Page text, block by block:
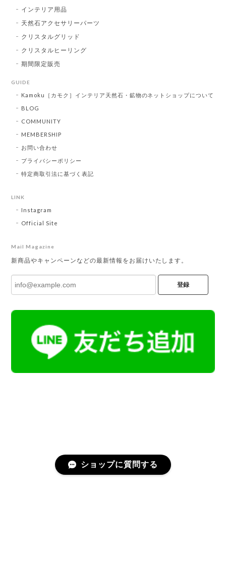
インテリア用品
天然石アクセサリーパーツ
クリスタルグリッド
クリスタルヒーリング
期間限定販売
GUIDE
Kamoku［カモク］インテリア天然石・鉱物のネットショップについて
BLOG
COMMUNITY
MEMBERSHIP
お問い合わせ
プライバシーポリシー
特定商取引法に基づく表記
LINK
Instagram
Official Site
Mail Magazine
新商品やキャンペーンなどの最新情報をお届けいたします。
登録
ショップに質問する